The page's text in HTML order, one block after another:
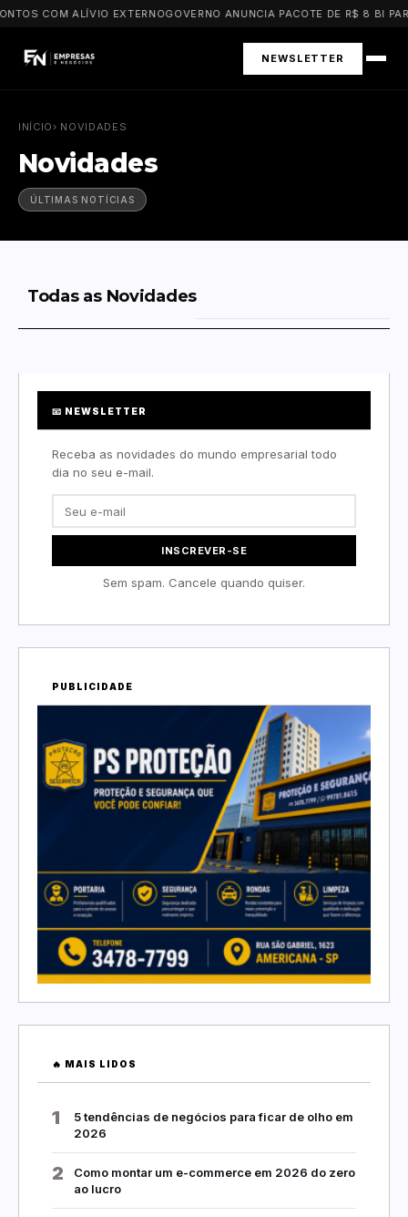
COM ALÍVIO EXTERNOGOVERNO ANUNCIA PACOTE DE R$ 8 BI
NEWSLETTER
INÍCIO › NOVIDADES
Novidades
ÚLTIMAS NOTÍCIAS
Todas as Novidades
📧 NEWSLETTER
Receba as novidades do mundo empresarial todo
dia no seu e-mail.
INSCREVER-SE
Sem spam. Cancele quando quiser.
PUBLICIDADE
🔥 MAIS LIDOS
1
5 tendências de negócios para ficar de olho em
2026
2
Como montar um e-commerce em 2026 do zero
ao lucro